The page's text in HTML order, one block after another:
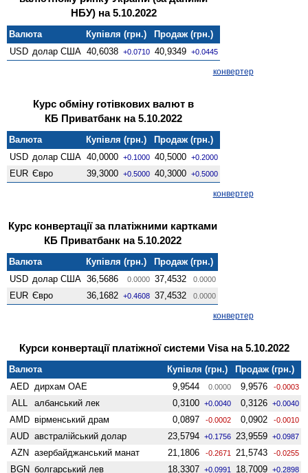
НБУ) на 5.10.2022
Валюта Купівля (грн.)
Продаж (грн.)
USD долар США 40,6038 +0.0710 40,9349 +0.0445
конвертер
Курс обміну готівкових валют в
КБ Приватбанк на 5.10.2022
Валюта Купівля (грн.)
Продаж (грн.)
USD долар США 40,0000 +0.1000 40,5000 +0.2000
EUR Євро 39,3000 +0.5000 40,3000 +0.5000
конвертер
Курс конвертації за платіжними картками
КБ Приватбанк на 5.10.2022
Валюта Купівля (грн.)
Продаж (грн.)
USD долар США 36,5686 0.0000 37,4532 0.0000
EUR Євро 36,1682 +0.4608 37,4532 0.0000
конвертер
Курси конвертації платіжної системи Visa на 5.10.2022
Валюта Купівля (грн.)
Продаж (грн.)
AED дирхам ОАЕ 9,9544 0.0000 9,9576 -0.0003
ALL албанський лек 0,3100 +0.0040 0,3126 +0.0040
AMD вiрменський драм 0,0897 -0.0002 0,0902 -0.0010
AUD австралійський долар 23,5794 +0.1756 23,9559 +0.0987
AZN азербайджанський манат 21,1806 -0.2671 21,5743 -0.0255
BGN болгарський лев 18,3307 +0.0991 18,7009 +0.2898